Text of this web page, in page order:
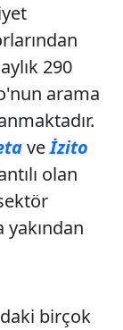
290
arama
veİzito
olan
yakından
birçok